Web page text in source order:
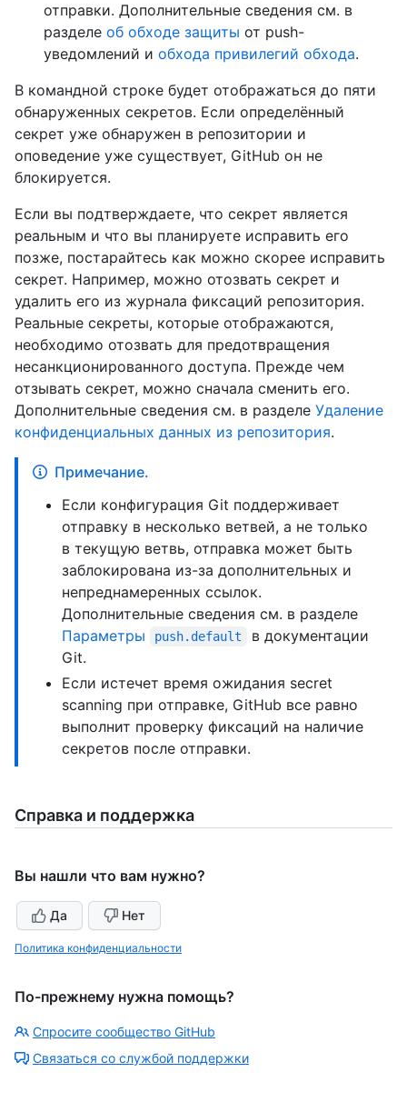
отправки. Дополнительные сведения см. в
разделе об обходе защиты от push-
уведомлений и обхода привилегий обхода.
В командной строке будет отображаться до пяти
обнаруженных секретов. Если определённый
секрет уже обнаружен в репозитории и
оповедение уже существует, GitHub он не
блокируется.
Если вы подтверждаете, что секрет является
реальным и что вы планируете исправить его
позже, постарайтесь как можно скорее исправить
секрет. Например, можно отозвать секрет и
удалить его из журнала фиксаций репозитория.
Реальные секреты, которые отображаются,
необходимо отозвать для предотвращения
несанкционированного доступа. Прежде чем
отзывать секрет, можно сначала сменить его.
Дополнительные сведения см. в разделе Удаление
конфиденциальных данных из репозитория.
Примечание.
Если конфигурация Git поддерживает
отправку в несколько ветвей, а не только
в текущую ветвь, отправка может быть
заблокирована из-за дополнительных и
непреднамеренных ссылок.
Дополнительные сведения см. в разделе
Параметры
push.default
в документации
Git.
Если истечет время ожидания secret
scanning при отправке, GitHub все равно
выполнит проверку фиксаций на наличие
секретов после отправки.
Справка и поддержка
Вы нашли что вам нужно?
Да Нет
Политика конфиденциальности
По-прежнему нужна помощь?
Спросите сообщество GitHub
Связаться со службой поддержки